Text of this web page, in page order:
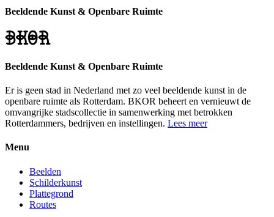
Beeldende Kunst & Openbare Ruimte
Beeldende Kunst & Openbare Ruimte
Er is geen stad in Nederland met zo veel beeldende kunst in de
openbare ruimte als Rotterdam. BKOR beheert en vernieuwt de
omvangrijke stadscollectie in samenwerking met betrokken
Rotterdammers, bedrijven en instellingen. Lees meer
Menu
Beelden
Schilderkunst
Plattegrond
Routes